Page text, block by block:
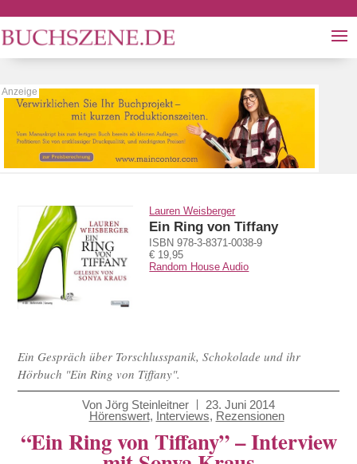
Lauren Weisberger
Ein Ring von Tiffany
ISBN 978-3-8371-0038-9
€ 19,95
Random House Audio
Ein Gespräch über Torschlusspanik, Schokolade und ihr
Hörbuch "Ein Ring von Tiffany".
Von Jörg Steinleitner
23. Juni 2014
Hörenswert, Interviews, Rezensionen
“Ein Ring von Tiffany” – Interview